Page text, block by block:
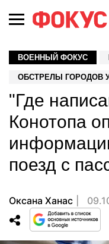
ВОЕННЫЙ ФОКУС
ОБСТРЕЛЫ ГОРОДОВ
"Где
Конотопа
поезд с
Оксана Ханас